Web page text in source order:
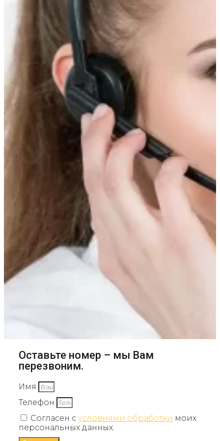
Оставьте номер – мы Вам
перезвоним.
Имя
Телефон
Согласен с условиями обработки моих
персональных данных.